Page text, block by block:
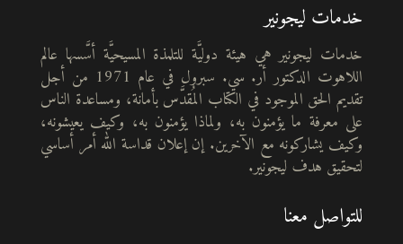
خدمات ليجونير
خدمات ليجونير هي هيئة دوليَّة للتلمذة المسيحيَّة أسَّسها عالم
اللاهوت الدكتور أر. سي. سبرول في عام 1971 من أجل
تقديم الحق الموجود في الكتاب المُقدَّس بأمانة، ومساعدة الناس
على معرفة ما يؤمنون به، ولماذا يؤمنون به، وكيف يعيشونه،
وكيف يشاركونه مع الآخرين. إن إعلان قداسة الله أمر أساسي
لتحقيق هدف ليجونير.
للتواصل معنا